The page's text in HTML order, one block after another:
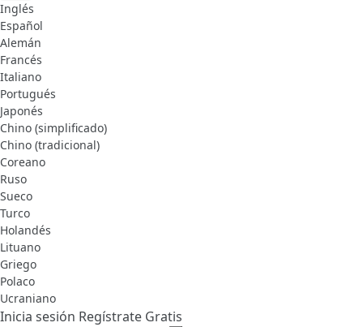
Inglés
Español
Alemán
Francés
Italiano
Portugués
Japonés
Chino (simplificado)
Chino (tradicional)
Coreano
Ruso
Sueco
Turco
Holandés
Lituano
Griego
Polaco
Ucraniano
Inicia sesión Regístrate Gratis